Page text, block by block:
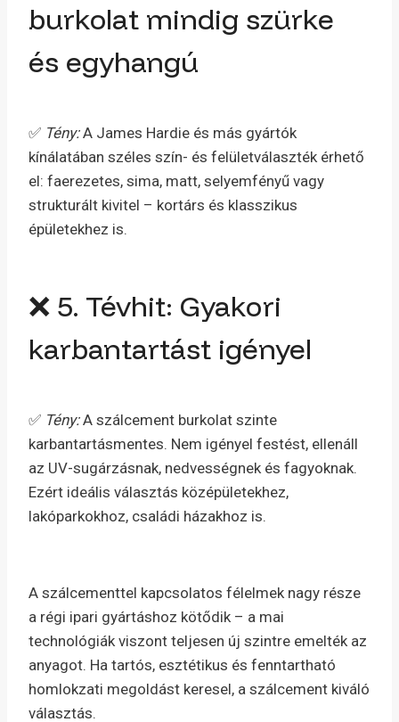
burkolat mindig szürke
és egyhangú
✅ Tény:A James Hardie és más gyártók
kínálatában széles szín- és felületválaszték érhető
el: faerezetes, sima, matt, selyemfényű vagy
strukturált kivitel – kortárs és klasszikus
épületekhez is.
❌ 5. Tévhit: Gyakori
karbantartást igényel
✅ Tény:A szálcement burkolat szinte
karbantartásmentes. Nem igényel festést, ellenáll
az UV-sugárzásnak, nedvességnek és fagyoknak.
Ezért ideális választás középületekhez,
lakóparkokhoz, családi házakhoz is.
A szálcementtel kapcsolatos félelmek nagy része
a régi ipari gyártáshoz kötődik – a mai
technológiák viszont teljesen új szintre emelték az
anyagot. Ha tartós, esztétikus és fenntartható
homlokzati megoldást keresel, a szálcement kiváló
választás.